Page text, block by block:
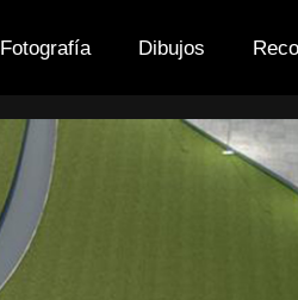
Fotografía Dibujos